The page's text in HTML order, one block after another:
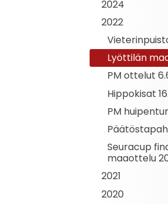
2024
2022
Lyöttilän
PM ottelut
Hippokisat
PM
Seuracup
maaottelu
2021
2020